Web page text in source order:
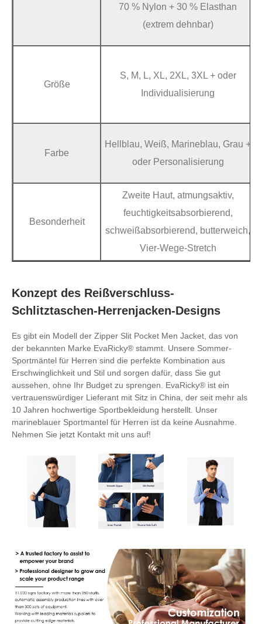
70 % Nylon + 30 % Elasthan
(extrem dehnbar)
Größe
S, M, L, XL, 2XL, 3XL + oder
Individualisierung
Farbe
Hellblau, Weiß, Marineblau, Grau +
oder Personalisierung
Besonderheit
Zweite Haut, atmungsaktiv,
feuchtigkeitsabsorbierend,
schweißabsorbierend, butterweich,
Vier-Wege-Stretch
Konzept des Reißverschluss-
Schlitztaschen-Herrenjacken-Designs
Es gibt ein Modell der Zipper Slit Pocket Men Jacket, das von
der bekannten Marke EvaRicky® stammt. Unsere Sommer-
Sportmäntel für Herren sind die perfekte Kombination aus
Erschwinglichkeit und Stil und sorgen dafür, dass Sie gut
aussehen, ohne Ihr Budget zu sprengen. EvaRicky® ist ein
vertrauenswürdiger Lieferant mit Sitz in China, der seit mehr als
10 Jahren hochwertige Sportbekleidung herstellt. Unser
marineblauer Sportmantel für Herren ist da keine Ausnahme.
Nehmen Sie jetzt Kontakt mit uns auf!